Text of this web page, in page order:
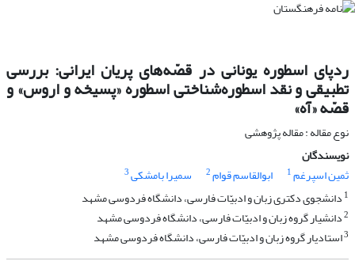
ردپای اسطوره یونانی در قصّه‌های پریان ایرانی: بررسی
تطبیقی و نقد اسطوره‌شناختی اسطوره «پسیخه و اروس» و
قصّه «آه»
نوع مقاله : مقاله پژوهشی
نویسندگان
ثمین اسپرغم1 ابوالقاسم قوام2 سمیرا بامشکی3
1 دانشجوی دکتری زبان و ادبیّات فارسی، دانشگاه فردوسی مشهد
2دانشیار گروه زبان و ادبیّات فارسی، دانشگاه فردوسی مشهد
3استادیار گروه زبان و ادبیّات فارسی، دانشگاه فردوسی مشهد